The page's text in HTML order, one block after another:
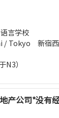
言学校
/ Tokyo 新宿西
N3）
产公司*没有